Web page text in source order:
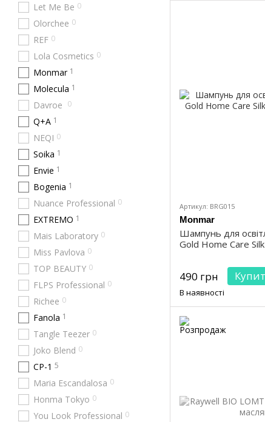
Артикул: BRG015
Monmar
Шампунь для
Gold Home Care
490 грн
В наявності
Let Me Be 0
Olorchee 0
REF 0
Lola Cosmetics 0
Monmar 1
Molecula 1
Davroe 0
Q+A 1
NEQI 0
Soika 1
Envie 1
Bogenia 1
Nuance Professional 0
EXTREMO 1
Mais Laboratory 0
Miss Pavlova 0
TOP BEAUTY 0
FLPS Professional 0
Richee 0
Fanola 1
Tangle Teezer 0
Joko Blend 0
CP-1 5
Maria Escandalosa 0
Honma Tokyo 0
You Look Professional 0